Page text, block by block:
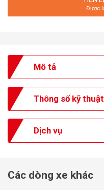
Được
Mô tả
Thông số kỹ thuật
Dịch vụ
Các dòng xe khác